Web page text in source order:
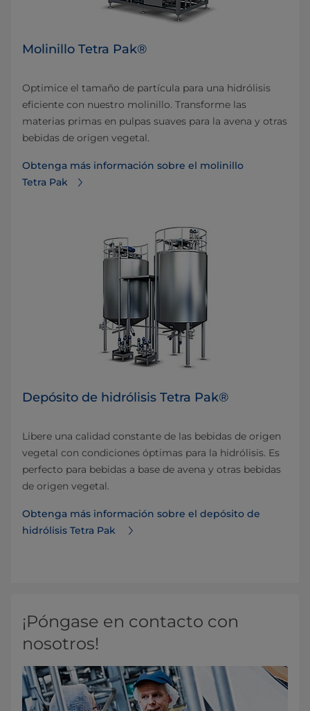
Molinillo Tetra Pak®
Optimice el tamaño de partícula para una hidrólisis
eficiente con nuestro molinillo. Transforme las
materias primas en pulpas suaves para la avena y otras
bebidas de origen vegetal.
Obtenga más información sobre el molinillo
Tetra Pak
Depósito de hidrólisis Tetra Pak®
Libere una calidad constante de las bebidas de origen
vegetal con condiciones óptimas para la hidrólisis. Es
perfecto para bebidas a base de avena y otras bebidas
de origen vegetal.
Obtenga más información sobre el depósito de
hidrólisis Tetra Pak
¡Póngase en contacto con
nosotros!